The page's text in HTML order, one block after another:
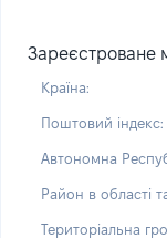
Зареєстроване
Країна:
Поштовий індекс:
Автономна
Район в області
Територіальна